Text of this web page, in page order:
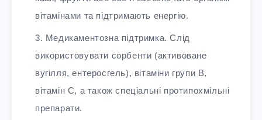
вітамінами та підтримають енергію.
Медикаментозна підтримка. Слід
використовувати сорбенти (активоване
вугілля, ентеросгель), вітаміни групи B,
вітамін C, а також спеціальні протипохмільні
препарати.